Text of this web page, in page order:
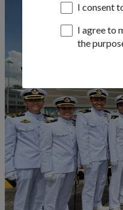
I consent
I agree to
the